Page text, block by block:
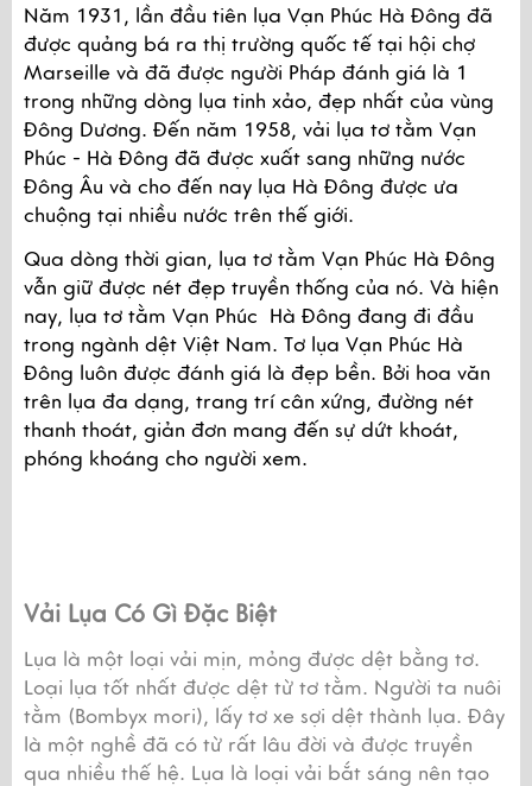
Năm 1931, lần đầu tiên lụa Vạn Phúc Hà Đông đã
được quảng bá ra thị trường quốc tế tại hội chợ
Marseille và đã được người Pháp đánh giá là 1
trong những dòng lụa tinh xảo, đẹp nhất của vùng
Đông Dương. Đến năm 1958, vải lụa tơ tằm Vạn
Phúc - Hà Đông đã được xuất sang những nước
Đông Âu và cho đến nay lụa Hà Đông được ưa
chuộng tại nhiều nước trên thế giới.
Qua dòng thời gian, lụa tơ tằm Vạn Phúc Hà Đông
vẫn giữ được nét đẹp truyền thống của nó. Và hiện
nay, lụa tơ tằm Vạn Phúc  Hà Đông đang đi đầu
trong ngành dệt Việt Nam. Tơ lụa Vạn Phúc Hà
Đông luôn được đánh giá là đẹp bền. Bởi hoa văn
trên lụa đa dạng, trang trí cân xứng, đường nét
thanh thoát, giản đơn mang đến sự dứt khoát,
phóng khoáng cho người xem.
Vải Lụa Có Gì Đặc Biệt
Lụa là một loại vải mịn, mỏng được dệt bằng tơ.
Loại lụa tốt nhất được dệt từ tơ tằm. Người ta nuôi
tằm (Bombyx mori), lấy tơ xe sợi dệt thành lụa. Đây
là một nghề đã có từ rất lâu đời và được truyền
qua nhiều thế hệ. Lụa là loại vải bắt sáng nên tạo